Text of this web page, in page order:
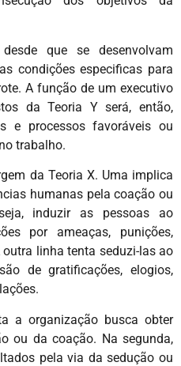
que se desenvolvam
condições especificas para
A função de um executivo
da Teoria Y será, então,
e processos favoráveis ou
trabalho.
da Teoria X. Uma implica
humanas pela coação ou
induzir as pessoas ao
por ameaças, punições,
linha tenta seduzi-las ao
de gratificações, elogios,
a organização busca obter
ou da coação. Na segunda,
pela via da sedução ou